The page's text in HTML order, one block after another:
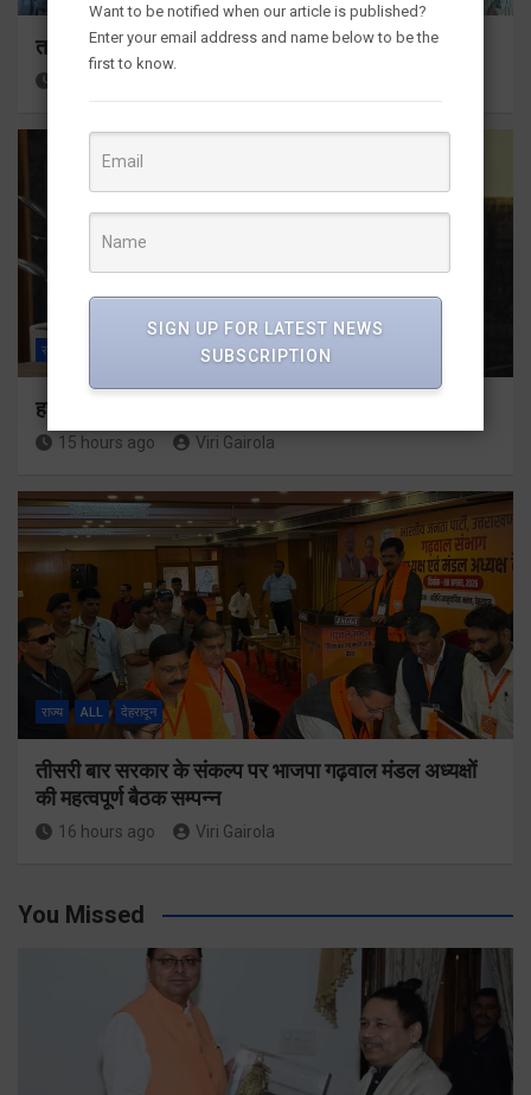
तकनीकी शिक्षा विभाग प्रदेशभर में आयोजित करेगा रोजगार मेले
राज्य
हर घर तिरंगा अभियान को जन-जन तक पहुंचाने की तैयारी
15 hours ago Viri Gairola
राज्य ALL देहरादून
तीसरी बार सरकार के संकल्प पर भाजपा गढ़वाल मंडल अध्यक्षों
की महत्वपूर्ण बैठक सम्पन्न
16 hours ago Viri Gairola
You Missed
Want to be notified when our article is published?
Enter your email address and name below to be the
first to know.
SIGN UP FOR LATEST NEWS
SUBSCRIPTION